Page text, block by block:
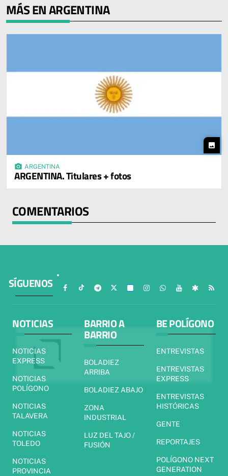
MÁS EN ARGENTINA
photo
photo_camera ARGENTINA
ARGENTINA. Titulares + fotos
COMENTARIOS
SÍGUENOS
NOTICIAS
NOTICIAS
EXPRESS
NOTICIAS
POLÍGONO
NOTICIAS
TALAVERA
NOTICIAS
TOLEDO
NOTICIAS
PROVINCIA
BARRIO A
BARRIO
BOLADIEZ
ARRIBA
BOLADIEZ ABAJO
ZONA
INDUSTRIAL
LUZ DEL TAJO /
FUSIÓN
BE POLÍGONO
ENTREVISTAS
ENTREVISTAS
EXPRESS
ENTREVISTAS
HISTÓRICAS
GENTE
REPORTAJES
POLÍGONO NEXT
GENERATION